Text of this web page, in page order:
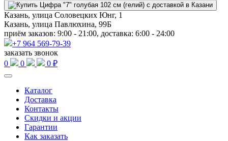
Казань, улица Соловецких Юнг, 1
Казань, улица Павлюхина, 99Б
приём заказов: 9:00 - 21:00, доставка: 6:00 - 24:00
+7 964 569-79-39
заказать звонок
0
0 0 ₽
Каталог
Доставка
Контакты
Скидки и акции
Гарантии
Как заказать